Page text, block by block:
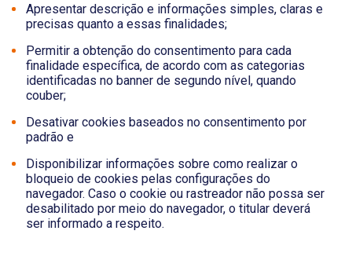
Apresentar descrição e informações simples, claras e
precisas quanto a essas finalidades;
Permitir a obtenção do consentimento para cada
finalidade específica, de acordo com as categorias
identificadas no banner de segundo nível, quando
couber;
Desativar cookies baseados no consentimento por
padrão e
Disponibilizar informações sobre como realizar o
bloqueio de cookies pelas configurações do
navegador. Caso o cookie ou rastreador não possa ser
desabilitado por meio do navegador, o titular deverá
ser informado a respeito.